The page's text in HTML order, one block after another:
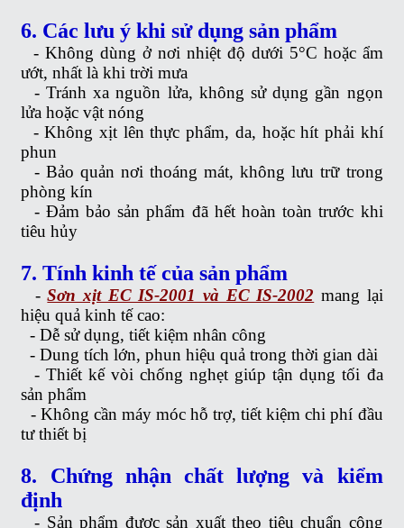
6. Các lưu ý khi sử dụng sản phẩm
-Không dùng ở nơi nhiệt độ dưới 5°C hoặc ẩm
ướt, nhất là khi trời mưa
-Tránh xa nguồn lửa, không sử dụng gần ngọn
lửa hoặc vật nóng
-Không xịt lên thực phẩm, da, hoặc hít phải khí
phun
- Bảo quản nơi thoáng mát, không lưu trữ trong
phòng kín
- Đảm bảo sản phẩm đã hết hoàn toàn trước khi
tiêu hủy
7. Tính kinh tế của sản phẩm
-Sơn xịt EC IS-2001 và EC IS-2002 mang lại
hiệu quả kinh tế cao:
-Dễ sử dụng, tiết kiệm nhân công
-Dung tích lớn, phun hiệu quả trong thời gian dài
- Thiết kế vòi chống nghẹt giúp tận dụng tối đa
sản phẩm
- Không cần máy móc hỗ trợ, tiết kiệm chi phí đầu
tư thiết bị
8. Chứng nhận chất lượng và kiểm
định
- Sản phẩm được sản xuất theo tiêu chuẩn công